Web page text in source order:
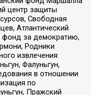
центр защиты
Свободная
Атлантический
фонд за демократию,
Родники
извлечения
Фалуньгун,
в отношении
по
Пражский